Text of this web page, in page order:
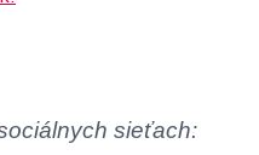
sieťach: